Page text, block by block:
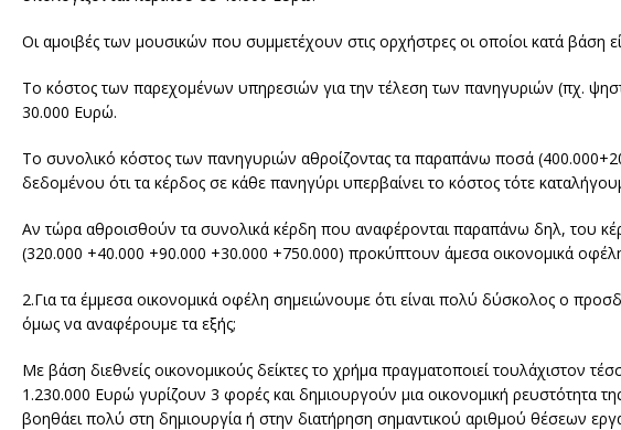
Οι αμοιβές των μουσικών που συμμετέχουν στις ορχήστρες οι οποίοι κατά βάση
Το κόστος των παρεχομένων υπηρεσιών για την τέλεση των πανηγυριών (πχ.
30.000 Ευρώ.
Το συνολικό κόστος των πανηγυριών αθροίζοντας τα παραπάνω ποσά
δεδομένου ότι τα κέρδος σε κάθε πανηγύρι υπερβαίνει το κόστος τότε
Αν τώρα αθροισθούν τα συνολικά κέρδη που αναφέρονται παραπάνω δηλ, του
(320.000 +40.000 +90.000 +30.000 +750.000) προκύπτουν άμεσα οικονομικά
2.Για τα έμμεσα οικονομικά οφέλη σημειώνουμε ότι είναι πολύ δύσκολος ο
όμως να αναφέρουμε τα εξής;
Με βάση διεθνείς οικονομικούς δείκτες το χρήμα πραγματοποιεί τουλάχιστον
1.230.000 Ευρώ γυρίζουν 3 φορές και δημιουργούν μια οικονομική ρευστότητα
βοηθάει πολύ στη δημιουργία ή στην διατήρηση σημαντικού αριθμού θέσεων